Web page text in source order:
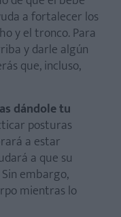
a fortalecer los
y el tronco. Para
y darle algún
que, incluso,
dándole tu
posturas
a estar
a que su
embargo,
mientras lo